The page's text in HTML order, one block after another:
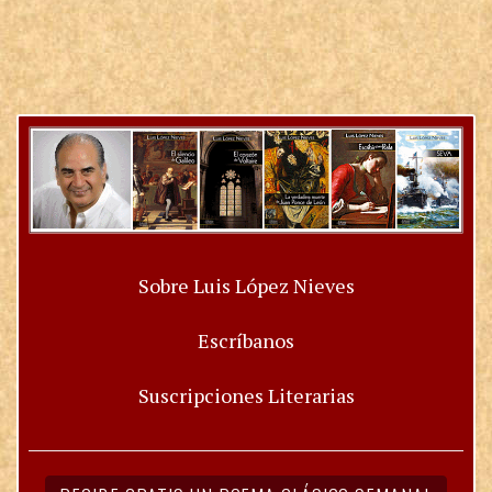
Sobre Luis López Nieves
Escríbanos
Suscripciones Literarias